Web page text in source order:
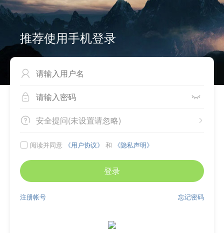
推荐使用手机登录

 
 
安全提问(未设置请忽略)
 阅读并同意 《用户协议》 和 《隐私声明》
登录
忘记密码
注册帐号